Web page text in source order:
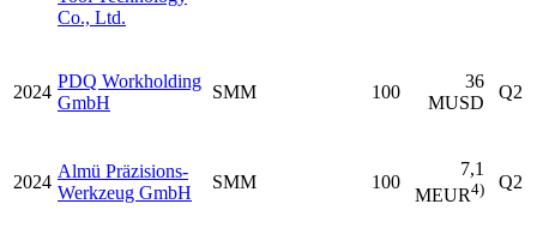
Co., Ltd.
2024
PDQ Workholding
GmbH
SMM 100
36
MUSD
Q2
2024
Almü Präzisions-
Werkzeug GmbH
SMM 100
7,1
MEUR4) Q2